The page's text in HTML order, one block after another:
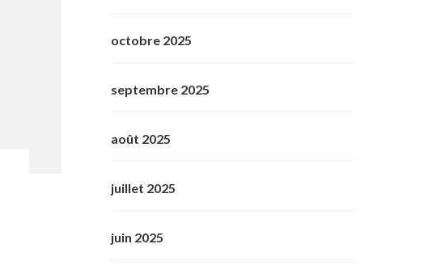
octobre 2025
septembre 2025
août 2025
juillet 2025
juin 2025